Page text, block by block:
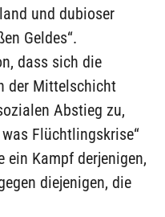
und dubioser
Geldes“.
dass sich die
der Mittelschicht
Abstieg zu,
Flüchtlingskrise“
ein Kampf derjenigen,
diejenigen, die